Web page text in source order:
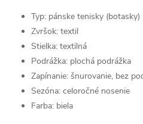
Typ: pánske tenisky (botasky)
Zvršok: textil
Stielka: textilná
Podrážka: plochá podrážka
Zapínanie: šnurovanie, bez
Sezóna: celoročné nosenie
Farba: biela